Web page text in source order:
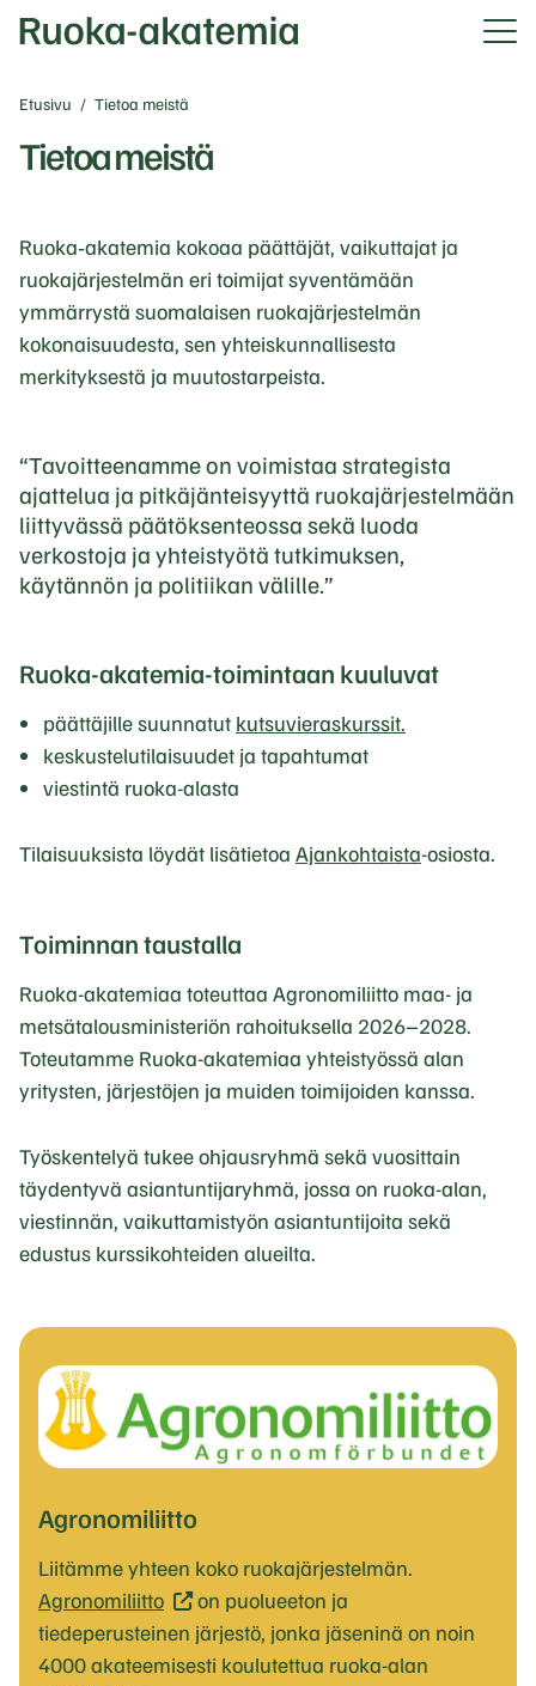
Etusivu / Tietoa meistä
Tietoa meistä
Ruoka‑akatemia kokoaa päättäjät, vaikuttajat ja
ruokajärjestelmän eri toimijat syventämään
ymmärrystä suomalaisen ruokajärjestelmän
kokonaisuudesta, sen yhteiskunnallisesta
merkityksestä ja muutostarpeista.
Tavoitteenamme on voimistaa strategista
ajattelua ja pitkäjänteisyyttä ruokajärjestelmään
liittyvässä päätöksenteossa sekä luoda
verkostoja ja yhteistyötä tutkimuksen,
käytännön ja politiikan välille.
Ruoka-akatemia-toimintaan kuuluvat
päättäjille suunnatut kutsuvieraskurssit.
keskustelutilaisuudet ja tapahtumat
viestintä ruoka-alasta
Tilaisuuksista löydät lisätietoa Ajankohtaista-osiosta.
Toiminnan taustalla
Ruoka-akatemiaa toteuttaa Agronomiliitto maa- ja
metsätalousministeriön rahoituksella 2026–2028.
Toteutamme Ruoka-akatemiaa yhteistyössä alan
yritysten, järjestöjen ja muiden toimijoiden kanssa.
Työskentelyä tukee ohjausryhmä sekä vuosittain
täydentyvä asiantuntijaryhmä, jossa on ruoka-alan,
viestinnän, vaikuttamistyön asiantuntijoita sekä
edustus kurssikohteiden alueilta.
Agronomiliitto
Liitämme yhteen koko ruokajärjestelmän.
Agronomiliitto(
V
i
on puolueeton ja
tiedeperusteinen järjestö, jonka jäseninä on noin
4000 akateemisesti koulutettua ruoka-alan